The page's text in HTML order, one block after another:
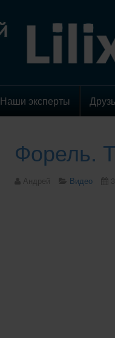
Наши эксперты
Форель.
Андрей Видео